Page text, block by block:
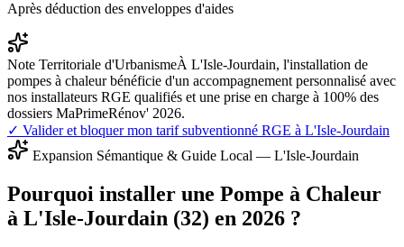
Après déduction des enveloppes d'aides
Note Territoriale d'UrbanismeÀ L'Isle-Jourdain, l'installation de
pompes à chaleur bénéficie d'un accompagnement personnalisé avec
nos installateurs RGE qualifiés et une prise en charge à 100% des
dossiers MaPrimeRénov' 2026.
✓ Valider et bloquer mon tarif subventionné RGE à L'Isle-Jourdain
Expansion Sémantique & Guide Local — L'Isle-Jourdain
Pourquoi installer une Pompe à Chaleur
à L'Isle-Jourdain (32) en 2026 ?